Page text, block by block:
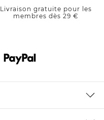
Livraison gratuite pour les
membres dès 29 €